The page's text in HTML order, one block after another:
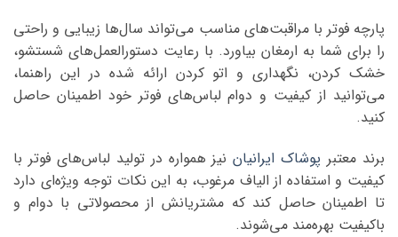
پارچه فوتر با مراقبت‌های مناسب می‌تواند سال‌ها زیبایی و راحتی
را برای شما به ارمغان بیاورد. با رعایت دستورالعمل‌های شستشو،
خشک کردن، نگهداری و اتو کردن ارائه شده در این راهنما،
می‌توانید از کیفیت و دوام لباس‌های فوتر خود اطمینان حاصل
کنید.
برند معتبر پوشاک ایرانیاننیز همواره در تولید لباس‌های فوتر با
کیفیت و استفاده از الیاف مرغوب، به این نکات توجه ویژه‌ای دارد
تا اطمینان حاصل کند که مشتریانش از محصولاتی با دوام و
باکیفیت بهره‌مند می‌شوند.